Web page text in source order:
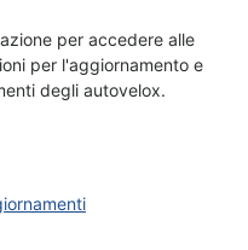
per accedere alle
per l'aggiornamento e
degli autovelox.